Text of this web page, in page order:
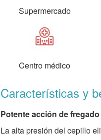
Supermercado
Centro médico
Características y
Potente acción de fregado
La alta presión del cepillo